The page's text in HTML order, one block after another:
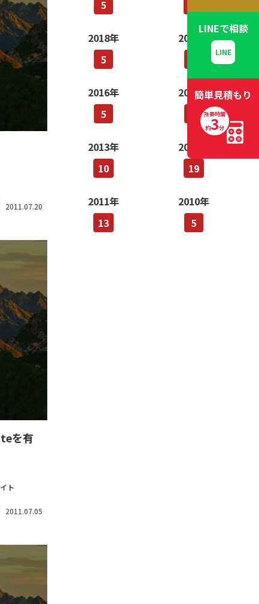
2011.07.20
を有
ト
2011.07.05
5
2018年
5
2017年
2016年
5
2014年
2013年
10
2012年
19
2011年
13
2010年
5
LINEで相談
簡単見積もり
所要時間
約3分